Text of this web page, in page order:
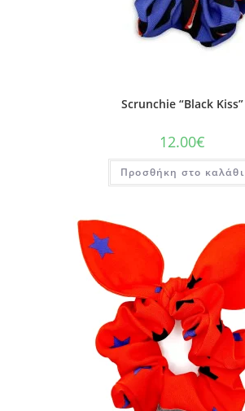
Scrunchie “Black Kiss”
12.00€
Προσθήκη στο καλάθι